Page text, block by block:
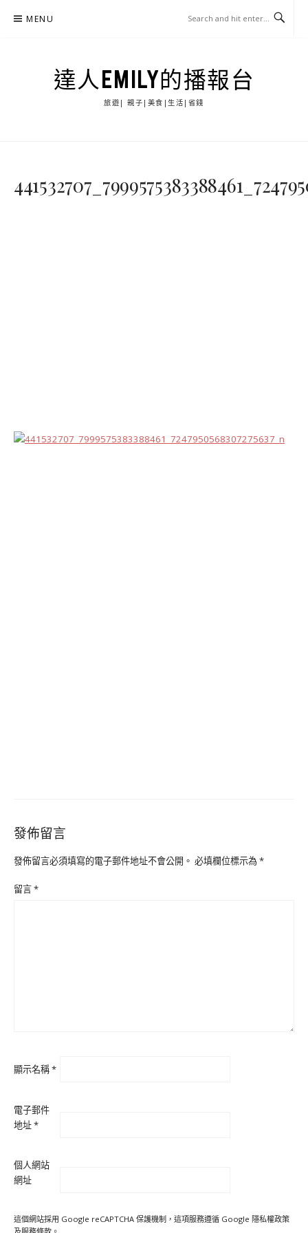
MENU
達人EMILY的播報台
旅遊| 親子|美食|生活|省錢
發佈留言
發佈留言必須填寫的電子郵件地址不會公開。 必填欄位標示為*
留言*
顯示名稱*
電子郵件
地址*
個人網站
網址
這個網站採用 Google reCAPTCHA 保護機制，這項服務遵循 Google 隱私權政策